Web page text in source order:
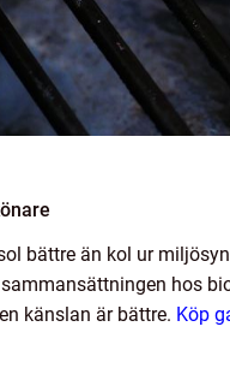
bättre än kol ur
hos
känslan är bättre. Köp